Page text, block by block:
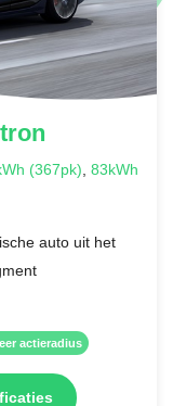
(367pk), 83kWh
auto uit het
actieradius